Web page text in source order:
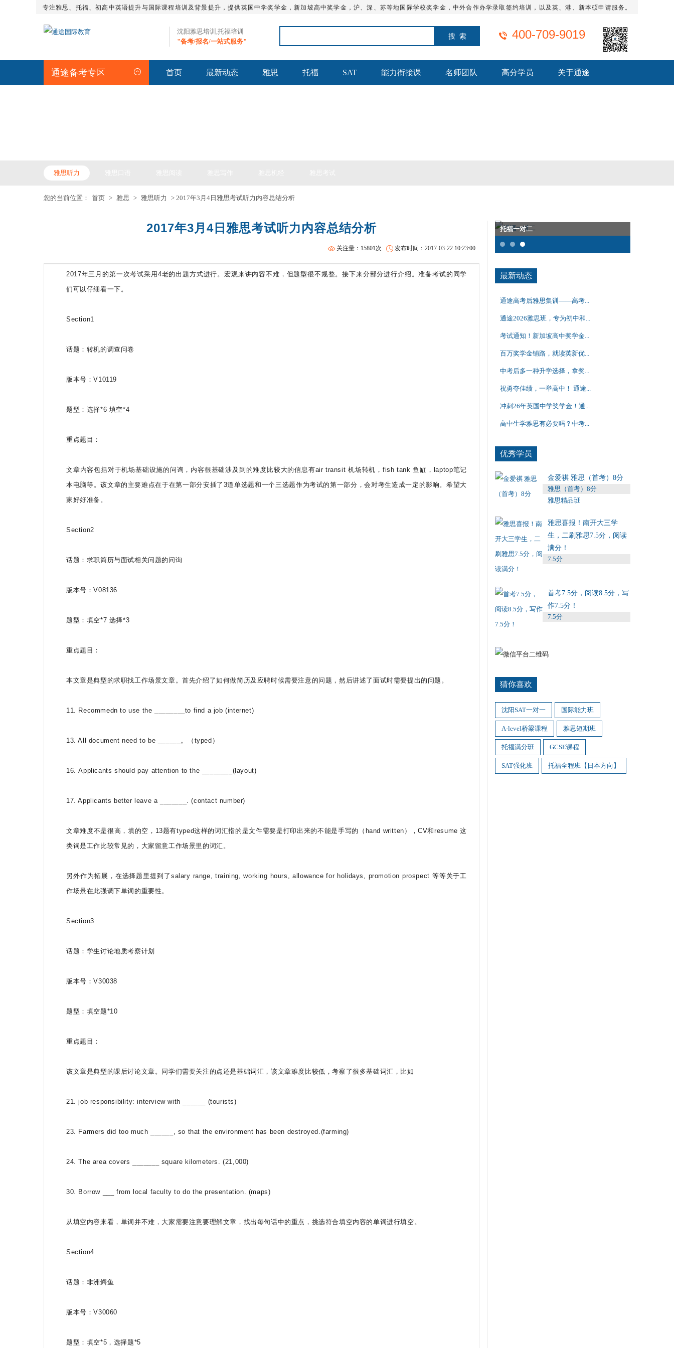
专注雅思、托福、初高中英语提升与国际课程培训及背景提升，提供英国中学奖学金，新加坡高中奖学金，沪、深、苏等地国际学校奖学金，中外合作办学录取签约培训，以及英、港、新本硕申请服务。
沈阳雅思培训,托福培训
"备考/报名/一站式服务"
400-709-9019
通途备考专区 首页 最新动态 雅思 托福 SAT 能力衔接课 名师团队 高分学员 关于通途
雅思听力
您的当前位置： 首页 > 雅思 > 雅思听力 > 2017年3月4日雅思考试听力内容总结分析
2017年3月4日雅思考试听力内容总结分析
发布时间：2017-03-22 10:23:00
关注量：15801次
2017年三月的第一次考试采用4老的出题方式进行。宏观来讲内容不难，但题型很不规整。接下来分部分进行介绍。准备考试的同学
们可以仔细看一下。
Section1
话题：转机的调查问卷
版本号：V10119
题型：选择*6 填空*4
重点题目：
文章内容包括对于机场基础设施的问询，内容很基础涉及到的难度比较大的信息有air transit 机场转机，fish tank 鱼缸，laptop笔记
本电脑等。该文章的主要难点在于在第一部分安插了3道单选题和一个三选题作为考试的第一部分，会对考生造成一定的影响。希望大
家好好准备。
Section2
话题：求职简历与面试相关问题的问询
版本号：V08136
题型：填空*7 选择*3
重点题目：
本文章是典型的求职找工作场景文章。首先介绍了如何做简历及应聘时候需要注意的问题，然后讲述了面试时需要提出的问题。
11. Recommedn to use the ________to find a job (internet)
13. All document need to be ______。（typed）
16. Applicants should pay attention to the ________(layout)
17. Applicants better leave a _______. (contact number)
文章难度不是很高，填的空，13题有typed这样的词汇指的是文件需要是打印出来的不能是手写的（hand written），CV和resume 这
类词是工作比较常见的，大家留意工作场景里的词汇。
另外作为拓展，在选择题里提到了salary range, training, working hours, allowance for holidays, promotion prospect 等等关于工
作场景在此强调下单词的重要性。
Section3
话题：学生讨论地质考察计划
版本号：V30038
题型：填空题*10
重点题目：
该文章是典型的课后讨论文章。同学们需要关注的点还是基础词汇，该文章难度比较低，考察了很多基础词汇，比如
21. job responsibility: interview with ______ (tourists)
23. Farmers did too much ______, so that the environment has been destroyed.(farming)
24. The area covers _______ square kilometers. (21,000)
30. Borrow ___ from local faculty to do the presentation. (maps)
从填空内容来看，单词并不难，大家需要注意要理解文章，找出每句话中的重点，挑选符合填空内容的单词进行填空。
Section4
话题：非洲鳄鱼
版本号：V30060
题型：填空*5，选择题*5
雅思全程班 托福一对一 托福一对二
最新动态
通途高考后雅思集训——高考...
通途2026雅思班，专为初中和...
考试通知！新加坡高中奖学金...
百万奖学金铺路，就读英新优...
中考后多一种升学选择，拿奖...
祝勇夺佳绩，一举高中！ 通途...
冲刺26年英国中学奖学金！通...
高中生学雅思有必要吗？中考...
优秀学员
金爱祺 雅思（首考）8分
雅思（首考）8分
雅思精品班
雅思喜报！南开大三学
生，二刷雅思7.5分，阅读
满分！
7.5分
首考7.5分，阅读8.5分，写
作7.5分！
7.5分
猜你喜欢
沈阳SAT一对一 国际能力班
A-level桥梁课程 雅思短期班
托福满分班 GCSE课程
SAT强化班 托福全程班【日本方向】